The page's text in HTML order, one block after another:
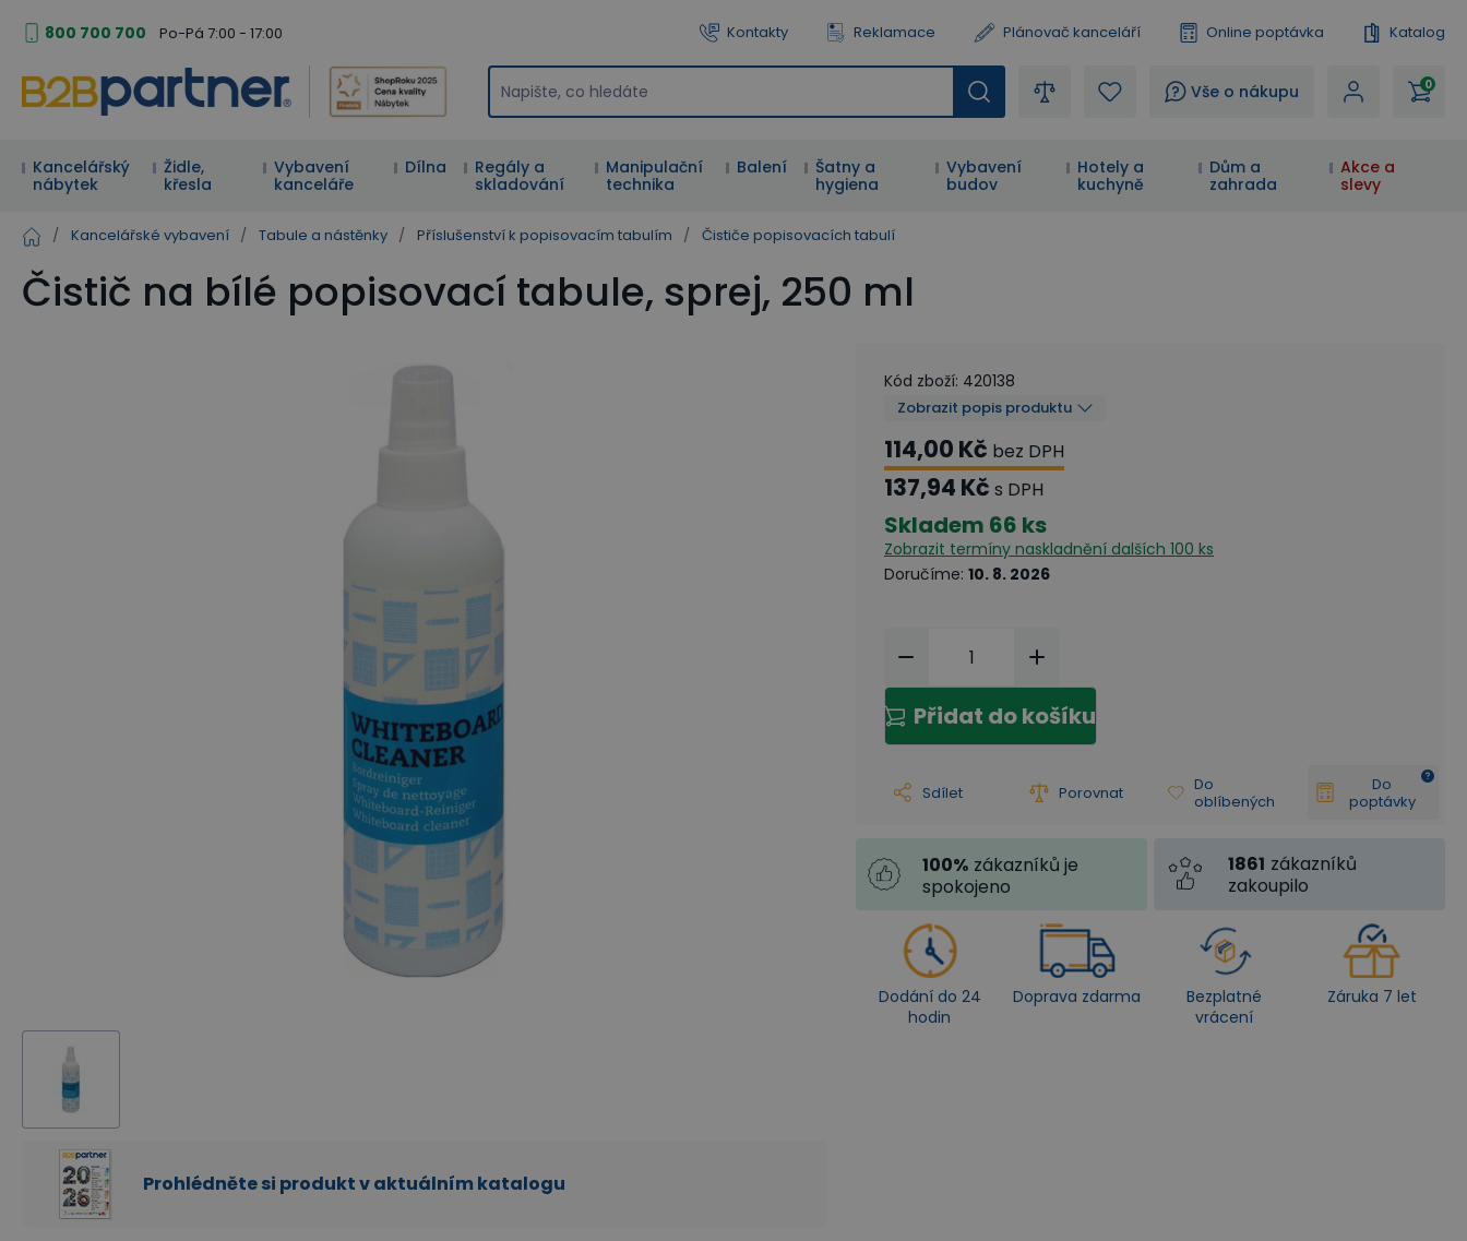
800 700 700 Po-Pá 7:00 - 17:00 Kontakty Reklamace Plánovač kanceláří Online poptávka Katalog
? Vše o nákupu 0
Kancelářský
nábytek
Židle,
křesla
Vybavení
kanceláře
Dílna
Regály a
skladování
Manipulační
technika
Balení
Šatny a
hygiena
Vybavení
budov
Hotely a
kuchyně
Dům a
zahrada
Akce a
slevy
/ Kancelářské vybavení / Tabule a nástěnky / Příslušenství k popisovacím tabulím / Čističe popisovacích tabulí
Čistič na bílé popisovací tabule, sprej, 250 ml
Prohlédněte si produkt v aktuálním katalogu
Kód zboží: 420138
Zobrazit popis produktu
114,00 Kč bez DPH
137,94 Kč s DPH
Skladem 66 ks
Zobrazit termíny naskladnění dalších 100 ks
Doručíme: 10. 8. 2026
Přidat do košíku
Sdílet Porovnat
Do
oblíbených
Do
poptávky
100% zákazníků je
spokojeno
1861 zákazníků
zakoupilo
Dodání do 24
hodin
Doprava zdarma
Bezplatné
vrácení
Záruka 7 let